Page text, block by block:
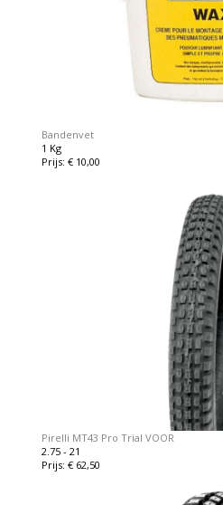
Bandenvet
1 Kg
Prijs: € 10,00
Pirelli MT43 Pro Trial VOOR
2.75 - 21
Prijs: € 62,50